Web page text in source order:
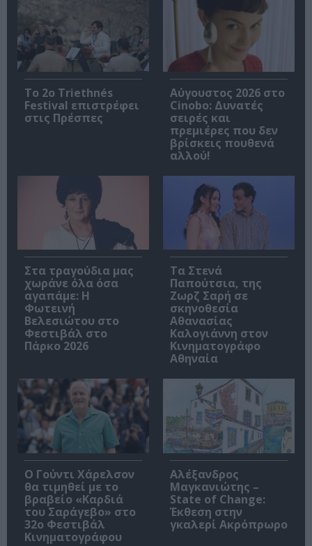
Το 2ο Triethnés
Festival επιστρέφει
στις Πρέσπες
Αύγουστος 2026 στο
Cinobo: Δυνατές
σειρές και
πρεμιέρες που δεν
βρίσκεις πουθενά
αλλού!
Στα τραγούδια μας
χωράνε όλα όσα
αγαπάμε: Η
Φωτεινή
Βελεσιώτου στο
Φεστιβάλ στο
Πάρκο 2026
Τα Στενά
Παπούτσια, της
Ζωρζ Σαρή σε
σκηνοθεσία
Αθανασίας
Καλογιάννη στον
Κινηματογράφο
Αθηναία
Ο Γούντι Χάρελσον
θα τιμηθεί με το
βραβείο «Καρδιά
του Σαράγεβο» στο
32ο Φεστιβάλ
Κινηματογράφου
Αλέξανδρος
Μαγκανιώτης –
State of Change:
Έκθεση στην
γκαλερί Ακρόπρωρο